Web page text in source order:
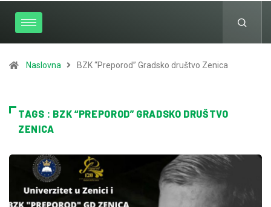
Naslovna BZK “Preporod” Gradsko društvo Zenica
TAGS : BZK “PREPOROD” GRADSKO DRUŠTVO
ZENICA